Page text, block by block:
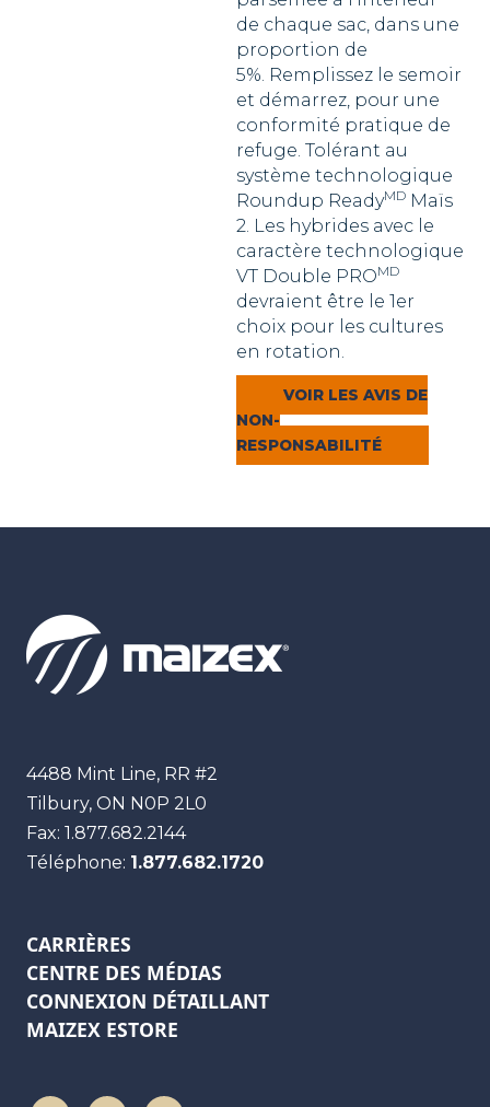
de chaque sac, dans une
proportion de
5%. Remplissez le semoir
et démarrez, pour une
conformité pratique de
refuge. Tolérant au
système technologique
Roundup ReadyMD Maïs
2. Les hybrides avec le
caractère technologique
VT Double PROMD
devraient être le 1er
choix pour les cultures
en rotation.
VOIR LES AVIS DE
NON-
RESPONSABILITÉ
Maizex
4488 Mint Line, RR #2
Tilbury, ON N0P 2L0
Fax: 1.877.682.2144
Téléphone: 1.877.682.1720
CARRIÈRES
CENTRE DES MÉDIAS
CONNEXION DÉTAILLANT
MAIZEX ESTORE